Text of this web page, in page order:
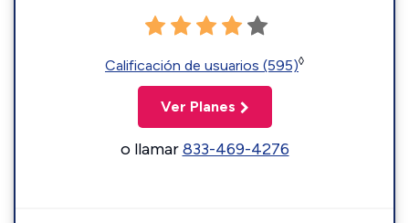
Calificación de usuarios (595)◊
Ver Planes
o llamar833-469-4276